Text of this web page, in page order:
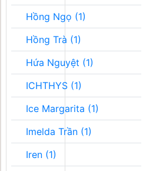
Hồng Ngọ (1)
Hồng Trà (1)
Hứa Nguyệt (1)
ICHTHYS (1)
Ice Margarita (1)
Imelda Trần (1)
Iren (1)